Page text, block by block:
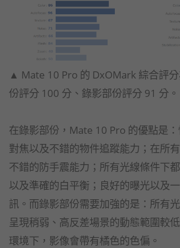
▲ Mate 10 Pro 的 DxOMark 綜合評
份評分 100 分、錄影部份評分 91 分。
在錄影部份，Mate 10 Pro 的優點是
對焦以及不錯的物件追蹤能力；在所
不錯的防手震能力；所有光線條件下
以及準確的白平衡；良好的曝光以及
訊。而錄影部份需要加強的是：所有
呈現稍弱、高反差場景的動態範圍較
環境下，影像會帶有橘色的色偏。